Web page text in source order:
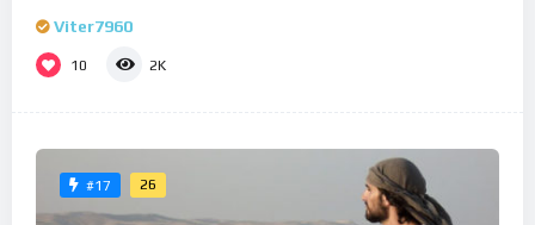
Viter7960
10 2K
#17 26